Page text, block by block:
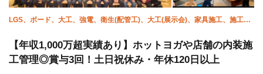
LGS、ボード、大工、強電、衛生(配管工)、大工(展示会)、家具施工、施工管
【年収1,000万超実績あり】ホットヨガや店舗の内装施
工管理◎賞与3回！土日祝休み・年休120日以上